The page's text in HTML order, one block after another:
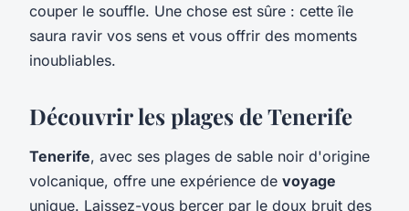
couper le souffle. Une chose est sûre : cette île
saura ravir vos sens et vous offrir des moments
inoubliables.
Découvrir les plages de Tenerife
Tenerife, avec ses plages de sable noir d'origine
volcanique, offre une expérience de voyage
unique. Laissez-vous bercer par le doux bruit des